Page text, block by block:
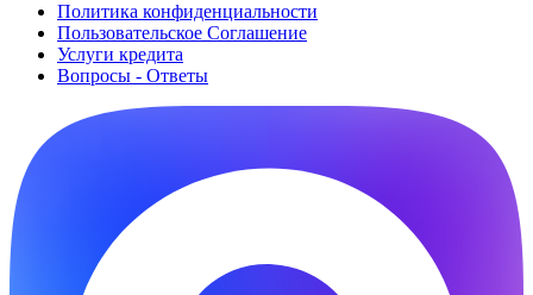
Политика конфиденциальности
Пользовательское Cоглашение
Услуги кредита
Вопросы - Ответы